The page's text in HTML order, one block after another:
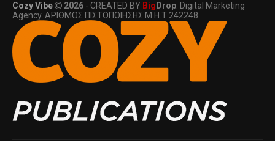
Cozy Vibe 2026 - CREATED BY Big Drop . Digital Marketing
Agency. ΑΡΙΘΜΟΣ ΠΙΣΤΟΠΟΙΗΣΗΣ Μ.Η.Τ 242248